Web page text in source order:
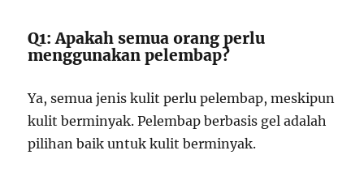
Q1: Apakah semua orang perlu
menggunakan pelembap?
Ya, semua jenis kulit perlu pelembap, meskipun
kulit berminyak. Pelembap berbasis gel adalah
pilihan baik untuk kulit berminyak.